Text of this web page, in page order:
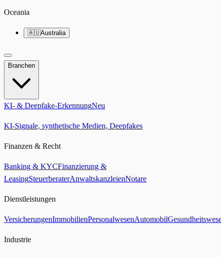
Oceania
🇦🇺Australia
Branchen
KI- & Deepfake-ErkennungNeu
KI-Signale, synthetische Medien, Deepfakes
Finanzen & Recht
Banking & KYCFinanzierung &
LeasingSteuerberaterAnwaltskanzleienNotare
Dienstleistungen
VersicherungenImmobilienPersonalwesenAutomobil
Industrie